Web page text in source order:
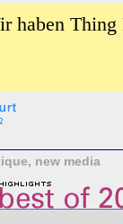
haben Thing
new media